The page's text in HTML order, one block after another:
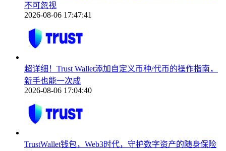
不可忽视
2026-08-06 17:47:41
超详细！Trust Wallet添加自定义币种/代币的操作指南，
新手也能一次成
2026-08-06 17:04:40
TrustWallet钱包，Web3时代，守护数字资产的随身保险